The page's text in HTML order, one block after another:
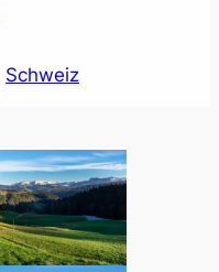
Schweiz